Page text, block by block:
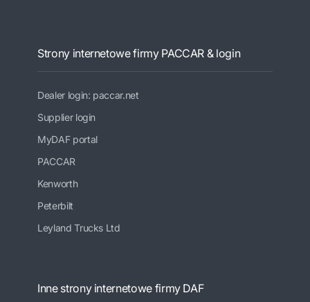
Strony internetowe firmy PACCAR & login
Dealer login: paccar.net
Supplier login
MyDAF portal
PACCAR
Kenworth
Peterbilt
Leyland Trucks Ltd
Inne strony internetowe firmy DAF